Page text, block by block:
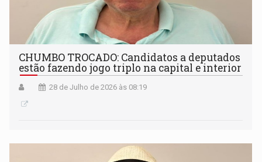
CHUMBO TROCADO: Candidatos a deputados
estão fazendo jogo triplo na capital e interior
28 de Julho de 2026 às 08:19